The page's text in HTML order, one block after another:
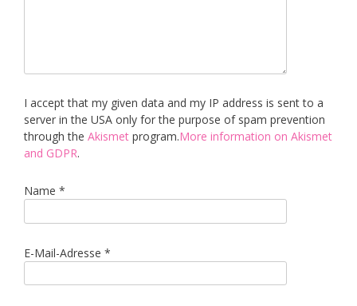
I accept that my given data and my IP address is sent to a
server in the USA only for the purpose of spam prevention
through the Akismet program.More information on Akismet
and GDPR.
Name *
E-Mail-Adresse *